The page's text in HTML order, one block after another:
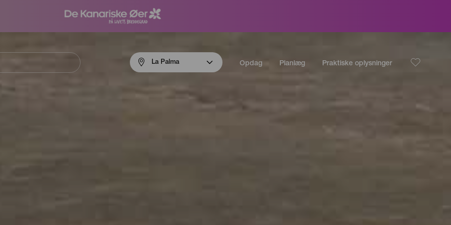
La Palma Opdag Planlæg Praktiske oplysninger